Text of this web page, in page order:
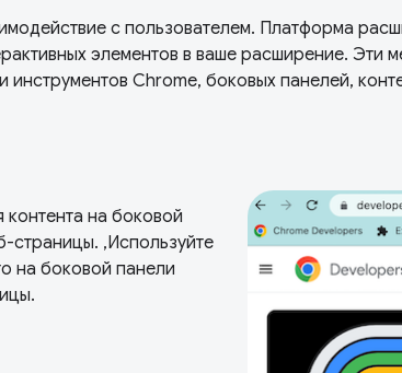
с пользователем. Платформа
элементов в ваше расширение. Эти
Chrome, боковых панелей,
на боковой
,Используйте
на боковой панели